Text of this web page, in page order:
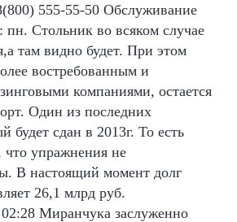
555-55-50 Обслуживание
пн. Стольник во всяком случае
там видно будет. При этом
востребованным и
компаниями, остается
Один из последних
будет сдан в 2013г. То есть
что упражнения не
В настоящий момент долг
26,1 млрд руб.
Миранчука заслуженно